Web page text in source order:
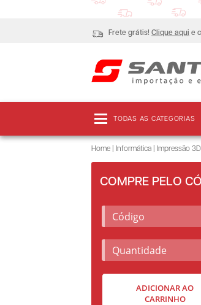
Frete grátis! Clique aqui e
TODAS AS CATEGORIAS
Home Informática Impressão 3D
COMPRE PELO
ADICIONAR AO
CARRINHO